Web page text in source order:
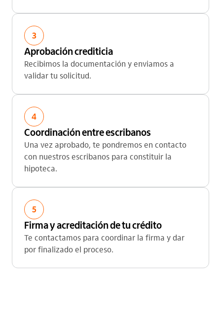
3
Aprobación crediticia
Recibimos la documentación y enviamos a
validar tu solicitud.
4
Coordinación entre escribanos
Una vez aprobado, te pondremos en contacto
con nuestros escribanos para constituir la
hipoteca.
5
Firma y acreditación de tu crédito
Te contactamos para coordinar la firma y dar
por finalizado el proceso.